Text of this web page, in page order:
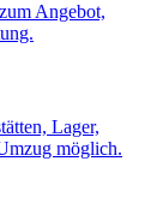
Angebot,
Lager,
möglich.